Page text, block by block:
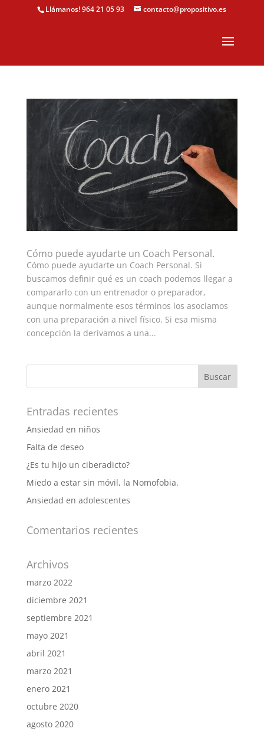
Llámanos! 964 21 05 93 contacto@propositivo.es
Cómo puede ayudarte un Coach Personal.
Cómo puede ayudarte un Coach Personal. Si
buscamos definir qué es un coach podemos llegar a
compararlo con un entrenador o preparador,
aunque normalmente esos términos los asociamos
con una preparación a nivel físico. Si esa misma
concepción la derivamos a una...
Entradas recientes
Ansiedad en niños
Falta de deseo
¿Es tu hijo un ciberadicto?
Miedo a estar sin móvil, la Nomofobia.
Ansiedad en adolescentes
Comentarios recientes
Archivos
marzo 2022
diciembre 2021
septiembre 2021
mayo 2021
abril 2021
marzo 2021
enero 2021
octubre 2020
agosto 2020